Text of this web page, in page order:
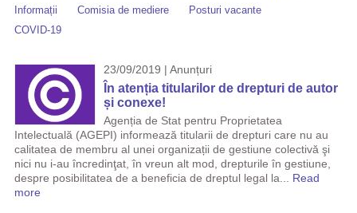
Informații
Comisia de mediere
Posturi vacante
COVID-19
23/09/2019 | Anunțuri
În atenția titularilor de drepturi de autor
și conexe!
Agenția de Stat pentru Proprietatea
Intelectuală (AGEPI) informează titularii de drepturi care nu au
calitatea de membru al unei organizații de gestiune colectivă şi
nici nu i-au încredinţat, în vreun alt mod, drepturile în gestiune,
despre posibilitatea de a beneficia de dreptul legal la... Read
more